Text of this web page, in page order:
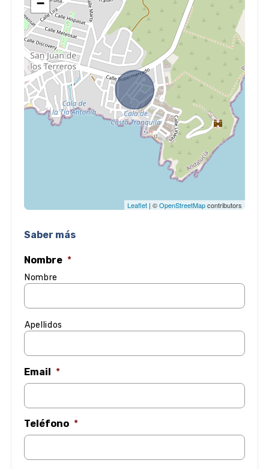
−
Leaflet | ©OpenStreetMapcontributors
Saber más
Nombre *
Nombre
Apellidos
Email *
Teléfono *